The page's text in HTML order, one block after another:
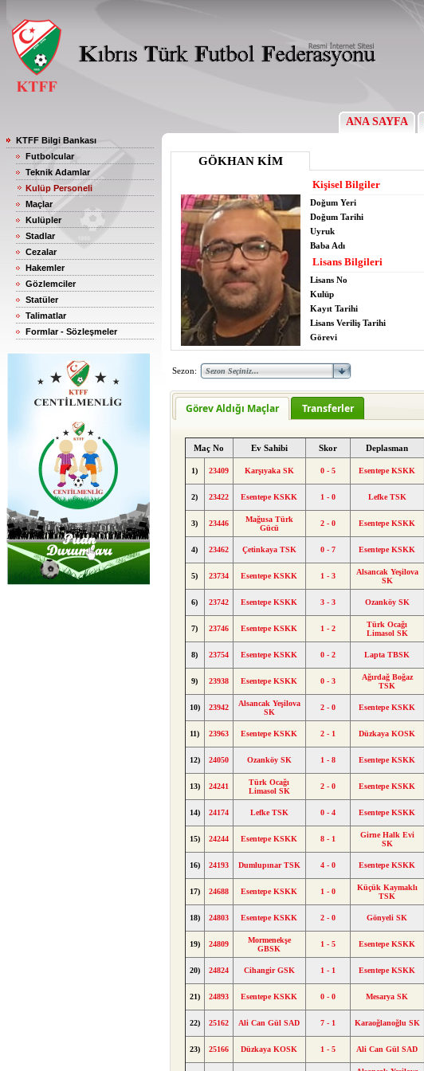
ANA SAYFA
KTFF Bilgi Bankası
Futbolcular
Teknik Adamlar
Kulüp Personeli
Maçlar
Kulüpler
Stadlar
Cezalar
Hakemler
Gözlemciler
Statüler
Talimatlar
Formlar - Sözleşmeler
GÖKHAN KİM
Kişisel Bilgiler
Doğum Yeri
Doğum Tarihi
Uyruk
Baba Adı
Lisans Bilgileri
Lisans No
Kulüp
Kayıt Tarihi
Lisans Veriliş Tarihi
Görevi
Sezon:
Görev Aldığı Maçlar Transferler
Maç No Ev Sahibi Skor Deplasman
1) 23409 Karşıyaka SK 0 - 5 Esentepe KSKK
2) 23422 Esentepe KSKK 1 - 0 Lefke TSK
3) 23446
Mağusa Türk
Gücü
2 - 0 Esentepe KSKK
4) 23462 Çetinkaya TSK 0 - 7 Esentepe KSKK
5) 23734 Esentepe KSKK 1 - 3
Alsancak Yeşilova
SK
6) 23742 Esentepe KSKK 3 - 3 Ozanköy SK
7) 23746 Esentepe KSKK 1 - 2
Türk Ocağı
Limasol SK
8) 23754 Esentepe KSKK 0 - 2 Lapta TBSK
9) 23938 Esentepe KSKK 0 - 3
Ağırdağ Boğaz
TSK
10) 23942
Alsancak Yeşilova
SK
2 - 0 Esentepe KSKK
11) 23963 Esentepe KSKK 2 - 1 Düzkaya KOSK
12) 24050 Ozanköy SK 1 - 8 Esentepe KSKK
13) 24241
Türk Ocağı
Limasol SK
2 - 0 Esentepe KSKK
14) 24174 Lefke TSK 0 - 4 Esentepe KSKK
15) 24244 Esentepe KSKK 8 - 1
Girne Halk Evi
SK
16) 24193 Dumlupınar TSK 4 - 0 Esentepe KSKK
17) 24688 Esentepe KSKK 1 - 0
Küçük Kaymaklı
TSK
18) 24803 Esentepe KSKK 2 - 0 Gönyeli SK
19) 24809
Mormenekşe
GBSK
1 - 5 Esentepe KSKK
20) 24824 Cihangir GSK 1 - 1 Esentepe KSKK
21) 24893 Esentepe KSKK 0 - 0 Mesarya SK
22) 25162 Ali Can Gül SAD 7 - 1 Karaoğlanoğlu SK
23) 25166 Düzkaya KOSK 1 - 5 Ali Can Gül SAD